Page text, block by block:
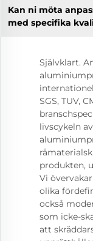
Kan ni möta
med specifika
Självklart.
SGS, TUV,
livscykeln
produkten,
Vi
olika
också
som icke-
att